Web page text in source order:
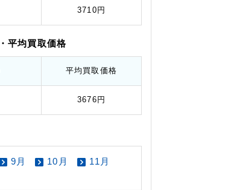
3710円
・平均買取価格
平均 買取価格
3676円
9月 10月
11月